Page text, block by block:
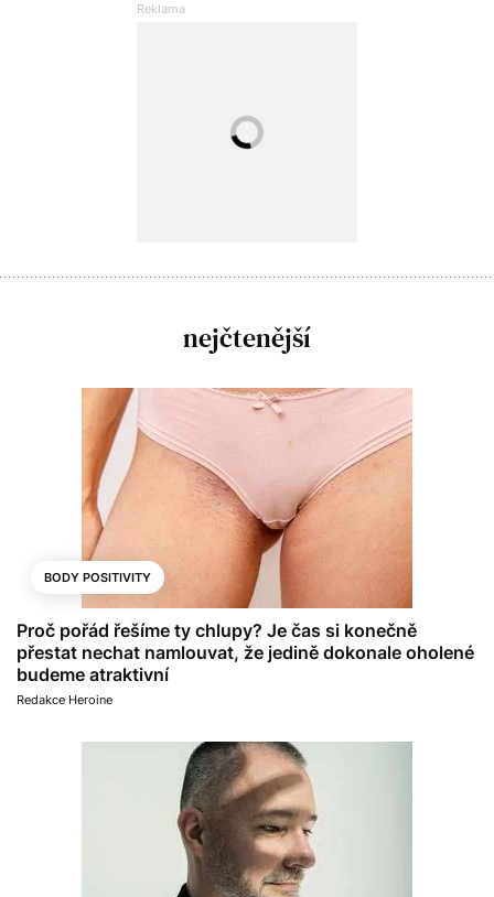
nejčtenější
BODY POSITIVITY
Proč pořád řešíme ty chlupy? Je čas si konečně
přestat nechat namlouvat, že jedině dokonale oholené
budeme atraktivní
Redakce Heroine